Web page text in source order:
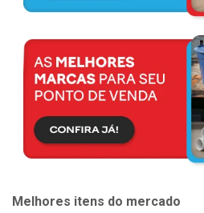
Melhores itens do mercado